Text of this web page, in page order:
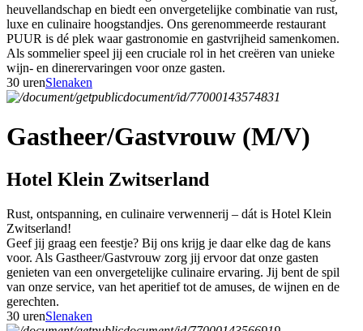
heuvellandschap en biedt een onvergetelijke combinatie van rust,
luxe en culinaire hoogstandjes. Ons gerenommeerde restaurant
PUUR is dé plek waar gastronomie en gastvrijheid samenkomen.
Als sommelier speel jij een cruciale rol in het creëren van unieke
wijn- en dinerervaringen voor onze gasten.
30 urenSlenaken
Gastheer/Gastvrouw (M/V)
Hotel Klein Zwitserland
Rust, ontspanning, en culinaire verwennerij – dát is Hotel Klein
Zwitserland!
Geef jij graag een feestje? Bij ons krijg je daar elke dag de kans
voor. Als Gastheer/Gastvrouw zorg jij ervoor dat onze gasten
genieten van een onvergetelijke culinaire ervaring. Jij bent de spil
van onze service, van het aperitief tot de amuses, de wijnen en de
gerechten.
30 urenSlenaken